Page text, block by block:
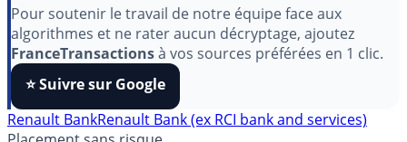
aimez nos outils ?
Pour soutenir le travail de notre équipe face aux
algorithmes et ne rater aucun décryptage, ajoutez
FranceTransactionsà vos sources préférées en 1 clic.
⭐️ Suivre sur Google